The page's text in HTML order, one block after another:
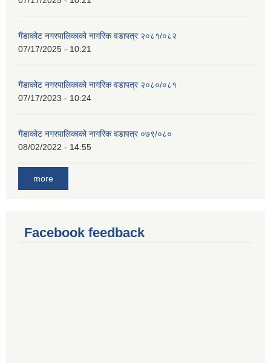
गैंडाकोट नगरपालिकाको नागरिक वडापत्र २०८१/०८२
07/17/2025 - 10:21
गैंडाकोट नगरपालिकाको नागरिक वडापत्र २०८०/०८१
07/17/2023 - 10:24
गैंडाकोट नगरपालिकाको नागरिक वडापत्र ०७९/०८०
08/02/2022 - 14:55
more
Facebook feedback